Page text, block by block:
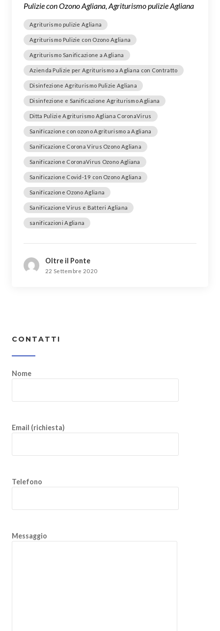
Pulizie con Ozono Agliana, Agriturismo pulizie Agliana
Agriturismo pulizie Agliana
Agriturismo Pulizie con Ozono Agliana
Agriturismo Sanificazione a Agliana
Azienda Pulizie per Agriturismo a Agliana con Contratto
Disinfezione Agriturismo Pulizie Agliana
Disinfezione e Sanificazione Agriturismo Agliana
Ditta Pulizie Agriturismo Agliana CoronaVirus
Sanificazione con ozono Agriturismo a Agliana
Sanificazione Corona Virus Ozono Agliana
Sanificazione CoronaVirus Ozono Agliana
Sanificazione Covid-19 con Ozono Agliana
Sanificazione Ozono Agliana
Sanificazione Virus e Batteri Agliana
sanificazioni Agliana
Oltre il Ponte
22 Settembre 2020
CONTATTI
Nome
Email (richiesta)
Telefono
Messaggio